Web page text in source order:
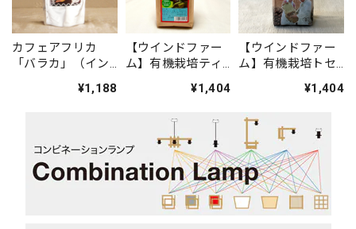
カフェアフリカ
「バラカ」（イン
ー・詰め替えパッ
¥1,188
【ウインドファー
ム】有機栽培ティ
ティモール・豆）
¥1,404
【ウインドファー
ム】有機栽培トセ
¥1,404